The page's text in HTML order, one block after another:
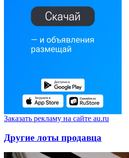
Заказать рекламу на сайте au.ru
Другие лоты продавца